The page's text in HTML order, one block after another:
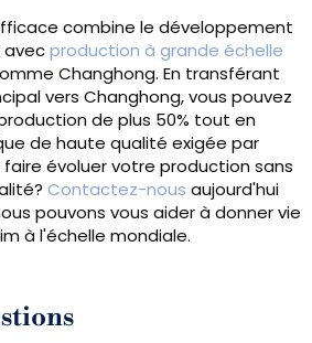
combine le développement
avecproduction à grande échelle
Changhong. En transférant
vers Changhong, vous pouvez
de plus 50% tout en
de haute qualité exigée par
évoluer votre production sans
Contactez-nous aujourd'hui
pouvons vous aider à donner vie
à l'échelle mondiale.